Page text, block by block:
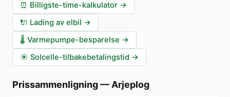
⏰ Billigste-time-kalkulator →
🔌 Lading av elbil →
🌡️ Varmepumpe-besparelse →
☀️ Solcelle-tilbakebetalingstid →
Prissammenligning— Arjeplog